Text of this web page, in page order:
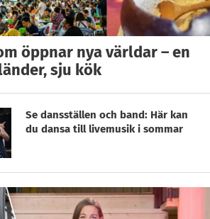
öppnar nya världar – en
sju kök
Se dansställen och band: Här kan
du dansa till livemusik i sommar